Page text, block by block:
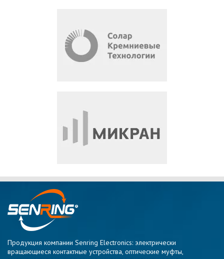
Продукция компании Senring Electronics: электрически
вращающиеся контактные устройства, оптические муфты,